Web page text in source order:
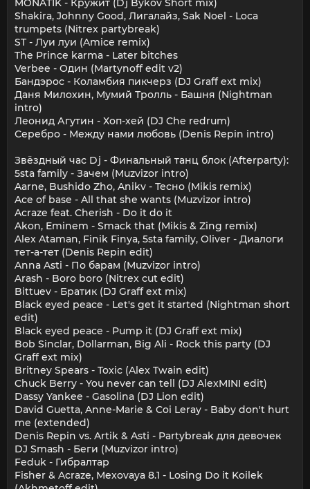
MONATIK - Кружит (Dj Bykov Short mix)
Shakira, Johnny Good, Лигалайз, Sak Noel - Loca
trumpets (Nitrex partybreak)
ST - Луи луи (Amice remix)
The Prince karma - Later bitches
Verbee - Один (Martynoff edit v2)
Бандэрос - Коламбия пикчерз (DJ Graff ext mix)
Даня Милохин, Мумий Тролль - Башня (Nightman
intro)
Леонид Агутин - Хоп-хей (DJ Che redrum)
Серебро - Между нами любовь (Denis Repin intro)
Звёздный час Dj - Финальный танц блок (Afterparty):
5sta family - Зачем (Muzvizor intro)
Aarne, Bushido Zho, Anikv - Тесно (Mikis remix)
Ace of base - All that she wants (Muzvizor intro)
Acraze feat. Cherish - Do it do it
Akon, Eminem - Smack that (Mikis & Zing remix)
Alex Ataman, Finik Finya, 5sta family, Oliver - Диалоги
тет-а-тет (Denis Repin edit)
Anna Asti - По барам (Muzvizor intro)
Arash - Boro boro (Nitrex cut edit)
Bittuev - Братик (DJ Graff ext mix)
Black eyed peace - Let's get it started (Nightman short
edit)
Black eyed peace - Pump it (DJ Graff ext mix)
Bob Sinclar, Dollarman, Big Ali - Rock this party (DJ
Graff ext mix)
Britney Spears - Toxic (Alex Twain edit)
Chuck Berry - You never can tell (DJ AlexMINI edit)
Dassy Yankee - Gasolina (DJ Lion edit)
David Guetta, Anne-Marie & Coi Leray - Baby don't hurt
me (extended)
Denis Repin vs. Artik & Asti - Partybreak для девочек
DJ Smash - Беги (Muzvizor intro)
Feduk - Гибралтар
Fisher & Acraze, Mexovaya 8.1 - Losing Do it Koilek